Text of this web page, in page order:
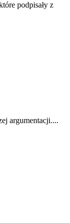
podpisały z
argumentacji....